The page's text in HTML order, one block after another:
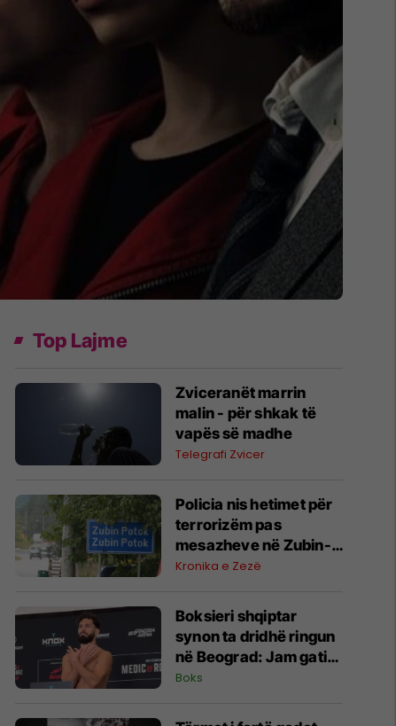
Top Lajme
Zviceranët marrin
malin - për shkak të
vapës së madhe
Telegrafi Zvicer
Policia nis hetimet për
terrorizëm pas
mesazheve në Zubin-
Potok
Kronika e Zezë
Boksieri shqiptar
synon ta dridhë ringun
në Beograd: Jam gati,
Zoti e bekoftë
Boks